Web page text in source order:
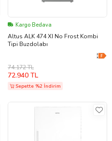
Kargo Bedava
Altus ALK 474 XI No Frost Kombi
Tipi Buzdolabı
74.172 TL
72.940 TL
Sepette %2 İndirim